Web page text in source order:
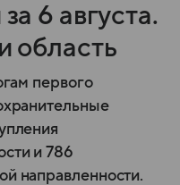
6 августа.
область
первого
и 786
направленности.